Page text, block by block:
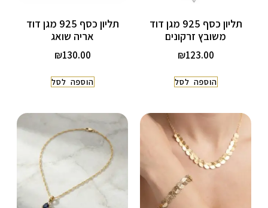
תליון כסף 925 מגן דוד
משובץ זרקונים
₪123.00
הוספה לסל
תליון כסף 925 מגן דוד
אריה שואג
₪130.00
הוספה לסל